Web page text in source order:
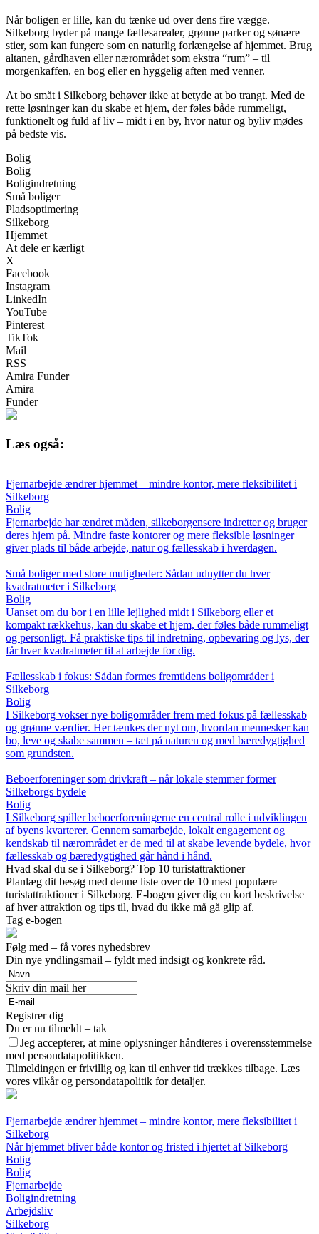
Når boligen er lille, kan du tænke ud over dens fire vægge.
Silkeborg byder på mange fællesarealer, grønne parker og sønære
stier, som kan fungere som en naturlig forlængelse af hjemmet. Brug
altanen, gårdhaven eller nærområdet som ekstra “rum” – til
morgenkaffen, en bog eller en hyggelig aften med venner.
At bo småt i Silkeborg behøver ikke at betyde at bo trangt. Med de
rette løsninger kan du skabe et hjem, der føles både rummeligt,
funktionelt og fuld af liv – midt i en by, hvor natur og byliv mødes
på bedste vis.
Bolig
Bolig
Boligindretning
Små boliger
Pladsoptimering
Silkeborg
Hjemmet
At dele er kærligt
X
Facebook
Instagram
LinkedIn
YouTube
Pinterest
TikTok
Mail
RSS
Amira Funder
Amira
Funder
Læs også:
Fjernarbejde ændrer hjemmet – mindre kontor, mere fleksibilitet i
Silkeborg
Bolig
Fjernarbejde har ændret måden, silkeborgensere indretter og bruger
deres hjem på. Mindre faste kontorer og mere fleksible løsninger
giver plads til både arbejde, natur og fællesskab i hverdagen.
Små boliger med store muligheder: Sådan udnytter du hver
kvadratmeter i Silkeborg
Bolig
Uanset om du bor i en lille lejlighed midt i Silkeborg eller et
kompakt rækkehus, kan du skabe et hjem, der føles både rummeligt
og personligt. Få praktiske tips til indretning, opbevaring og lys, der
får hver kvadratmeter til at arbejde for dig.
Fællesskab i fokus: Sådan formes fremtidens boligområder i
Silkeborg
Bolig
I Silkeborg vokser nye boligområder frem med fokus på fællesskab
og grønne værdier. Her tænkes der nyt om, hvordan mennesker kan
bo, leve og skabe sammen – tæt på naturen og med bæredygtighed
som grundsten.
Beboerforeninger som drivkraft – når lokale stemmer former
Silkeborgs bydele
Bolig
I Silkeborg spiller beboerforeningerne en central rolle i udviklingen
af byens kvarterer. Gennem samarbejde, lokalt engagement og
kendskab til nærområdet er de med til at skabe levende bydele, hvor
fællesskab og bæredygtighed går hånd i hånd.
Hvad skal du se i Silkeborg? Top 10 turistattraktioner
Planlæg dit besøg med denne liste over de 10 mest populære
turistattraktioner i Silkeborg. E-bogen giver dig en kort beskrivelse
af hver attraktion og tips til, hvad du ikke må gå glip af.
Tag e-bogen
Følg med – få vores nyhedsbrev
Din nye yndlingsmail – fyldt med indsigt og konkrete råd.
Skriv din mail her
Registrer dig
Du er nu tilmeldt – tak
Jeg accepterer, at mine oplysninger håndteres i overensstemmelse
med persondatapolitikken.
Tilmeldingen er frivillig og kan til enhver tid trækkes tilbage. Læs
vores vilkår og persondatapolitik for detaljer.
Fjernarbejde ændrer hjemmet – mindre kontor, mere fleksibilitet i
Silkeborg
Når hjemmet bliver både kontor og fristed i hjertet af Silkeborg
Bolig
Bolig
Fjernarbejde
Boligindretning
Arbejdsliv
Silkeborg